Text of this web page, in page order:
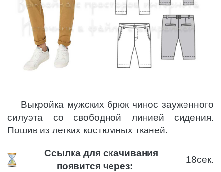
Выкройка мужских брюк чинос зауженного
силуэта со свободной линией сидения.
Пошив из легких костюмных тканей.
Ссылка для скачивания
появится через:
18сек.